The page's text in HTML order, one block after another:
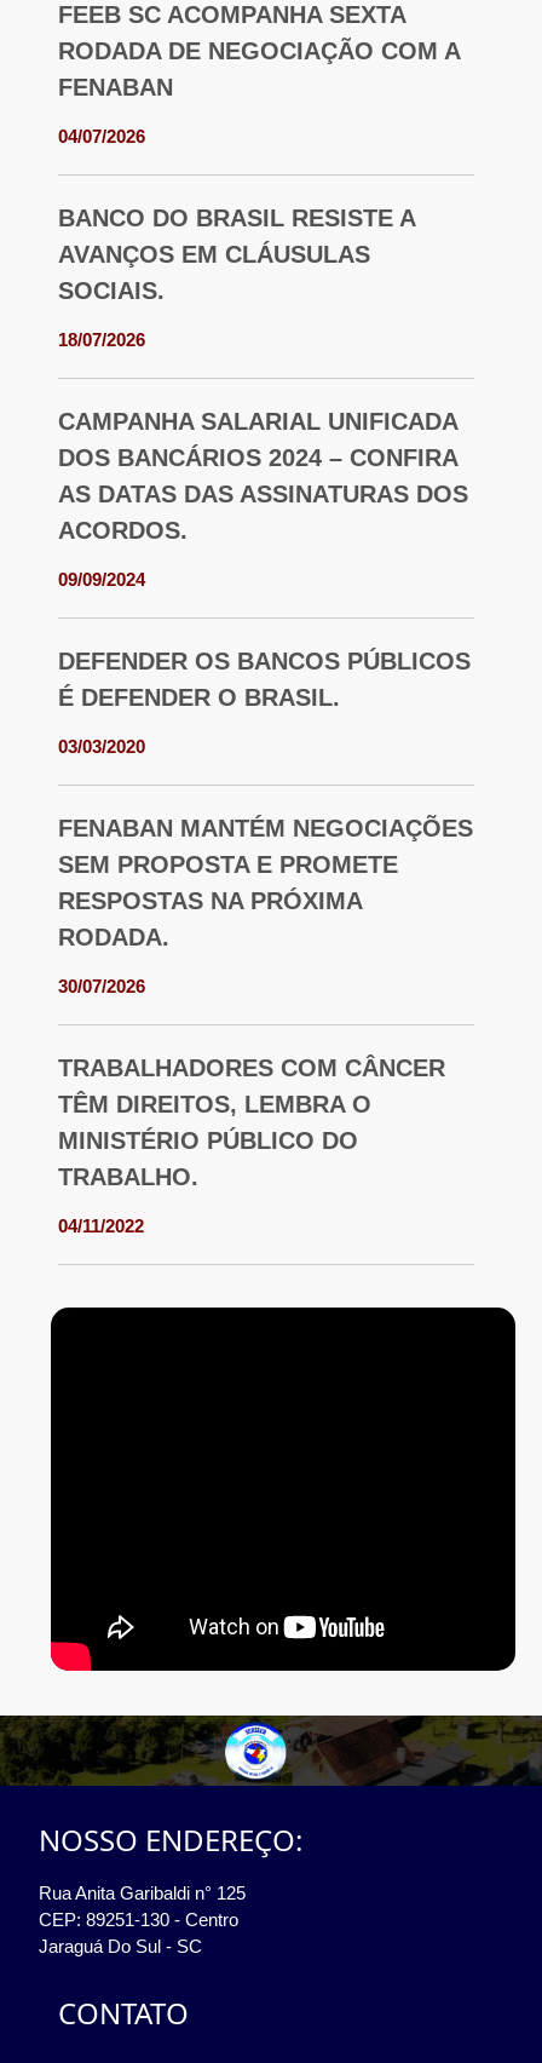
FEEB SC ACOMPANHA SEXTA
RODADA DE NEGOCIAÇÃO COM A
FENABAN
04/07/2026
BANCO DO BRASIL RESISTE A
AVANÇOS EM CLÁUSULAS
SOCIAIS.
18/07/2026
CAMPANHA SALARIAL UNIFICADA
DOS BANCÁRIOS 2024 – CONFIRA
AS DATAS DAS ASSINATURAS DOS
ACORDOS.
09/09/2024
DEFENDER OS BANCOS PÚBLICOS
É DEFENDER O BRASIL.
03/03/2020
FENABAN MANTÉM NEGOCIAÇÕES
SEM PROPOSTA E PROMETE
RESPOSTAS NA PRÓXIMA
RODADA.
30/07/2026
TRABALHADORES COM CÂNCER
TÊM DIREITOS, LEMBRA O
MINISTÉRIO PÚBLICO DO
TRABALHO.
04/11/2022
NOSSO ENDEREÇO:
Rua Anita Garibaldi n° 125
CEP: 89251-130 - Centro
Jaraguá Do Sul - SC
CONTATO